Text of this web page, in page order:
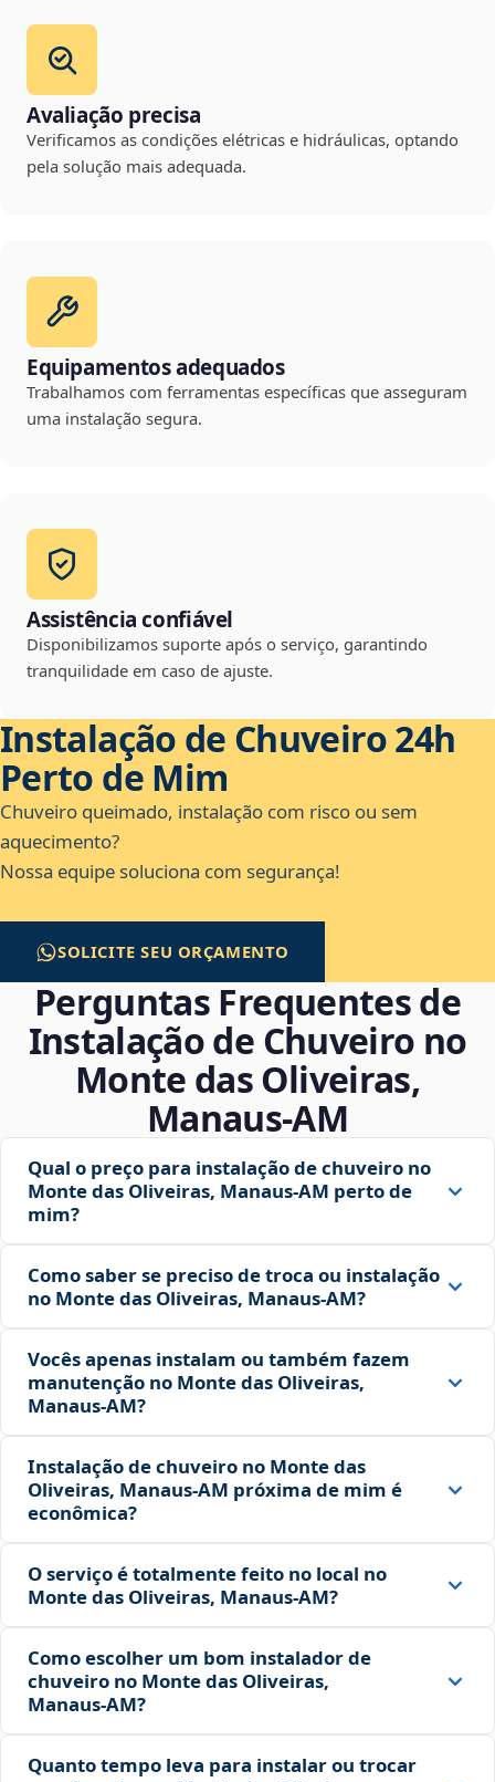
Avaliação precisa
Verificamos as condições elétricas e hidráulicas, optando
pela solução mais adequada.
Equipamentos adequados
Trabalhamos com ferramentas específicas que asseguram
uma instalação segura.
Assistência confiável
Disponibilizamos suporte após o serviço, garantindo
tranquilidade em caso de ajuste.
Instalação de Chuveiro 24h
Perto de Mim
Chuveiro queimado, instalação com risco ou sem
aquecimento?
Nossa equipe soluciona com segurança!
SOLICITE SEU ORÇAMENTO
Perguntas Frequentes de
Instalação de Chuveiro no
Monte das Oliveiras,
Manaus‑AM
Qual o preço para instalação de chuveiro no
Monte das Oliveiras, Manaus‑AM perto de
mim?
Como saber se preciso de troca ou instalação
no Monte das Oliveiras, Manaus‑AM?
Vocês apenas instalam ou também fazem
manutenção no Monte das Oliveiras,
Manaus‑AM?
Instalação de chuveiro no Monte das
Oliveiras, Manaus‑AM próxima de mim é
econômica?
O serviço é totalmente feito no local no
Monte das Oliveiras, Manaus‑AM?
Como escolher um bom instalador de
chuveiro no Monte das Oliveiras,
Manaus‑AM?
Quanto tempo leva para instalar ou trocar